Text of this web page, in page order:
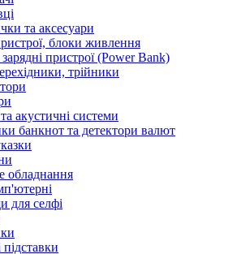
та аксесуари
блоки живлення
пристрої (Power Bank)
трійники
акустичні системи
банкнот та детектори валют
обладнання
для селфі